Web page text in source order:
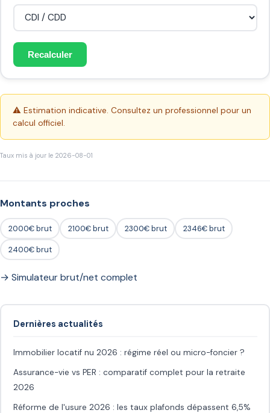
Recalculer
⚠️ Estimation indicative. Consultez un professionnel pour un
calcul officiel.
Taux mis à jour le 2026-08-01
Montants proches
2000€ brut 2100€ brut 2300€ brut 2346€ brut
2400€ brut
→ Simulateur brut/net complet
Dernières actualités
Immobilier locatif nu 2026 : régime réel ou micro-foncier ?
Assurance-vie vs PER : comparatif complet pour la retraite
2026
Réforme de l'usure 2026 : les taux plafonds dépassent 6,5%